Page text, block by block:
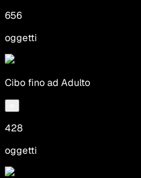
656
oggetti
Cibo fino ad Adulto
428
oggetti